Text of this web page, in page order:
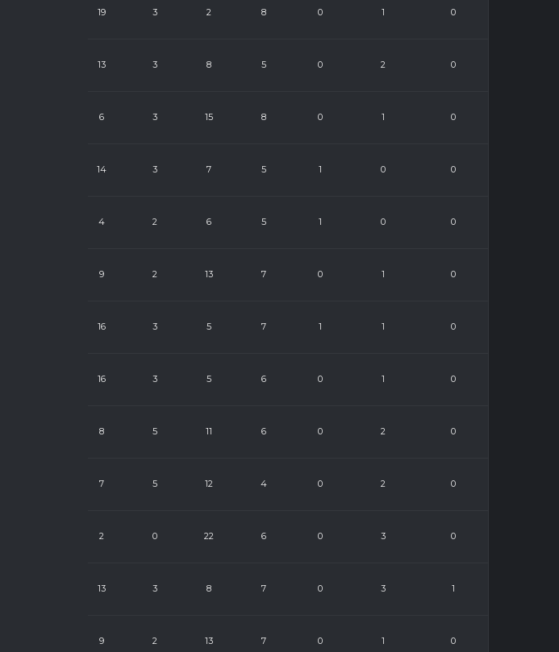
19 3 2 8 0 1 0
13 3 8 5 0 2 0
6 3 15 8 0 1 0
14 3 7 5 1 0 0
4 2 6 5 1 0 0
9 2 13 7 0 1 0
16 3 5 7 1 1 0
16 3 5 6 0 1 0
8 5 11 6 0 2 0
7 5 12 4 0 2 0
2 0 22 6 0 3 0
13 3 8 7 0 3 1
9 2 13 7 0 1 0